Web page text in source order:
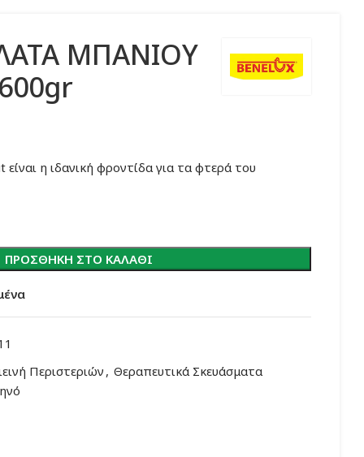
ΜΠΑΝΙΟΥ
η ιδανική φροντίδα για τα φτερά του
ΠΡΟΣΘΉΚΗ ΣΤΟ ΚΑΛΆΘΙ
Περιστεριών , Θεραπευτικά Σκευάσματα